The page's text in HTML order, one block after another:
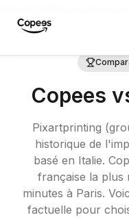
Copees
Pixartprinting
historique de
basé en Italie.
française la plus
minutes à Paris.
factuelle pour